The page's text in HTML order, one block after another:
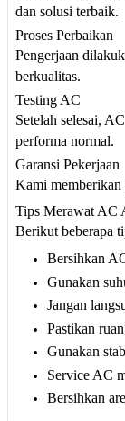
dan solusi terbaik.
Proses Perbaikan
Pengerjaan
berkualitas.
Testing AC
Setelah selesai,
performa normal.
Garansi Pekerjaan
Kami memberikan
Tips Merawat AC
Berikut beberapa
Bersihkan
Gunakan
Jangan
Pastikan
Gunakan
Service AC
Bersihkan